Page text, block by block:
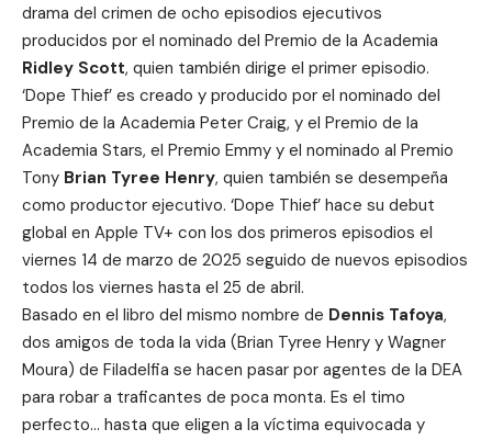
drama del crimen de ocho episodios ejecutivos
producidos por el nominado del Premio de la Academia
Ridley Scott, quien también dirige el primer episodio.
‘Dope Thief’ es creado y producido por el nominado del
Premio de la Academia Peter Craig, y el Premio de la
Academia Stars, el Premio Emmy y el nominado al Premio
Tony Brian Tyree Henry, quien también se desempeña
como productor ejecutivo. ‘Dope Thief’ hace su debut
global en Apple TV+ con los dos primeros episodios el
viernes 14 de marzo de 2025 seguido de nuevos episodios
todos los viernes hasta el 25 de abril.
Basado en el libro del mismo nombre de Dennis Tafoya,
dos amigos de toda la vida (Brian Tyree Henry y Wagner
Moura) de Filadelfia se hacen pasar por agentes de la DEA
para robar a traficantes de poca monta. Es el timo
perfecto… hasta que eligen a la víctima equivocada y